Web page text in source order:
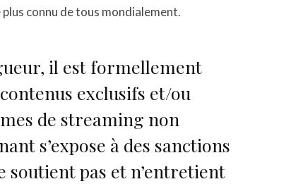
connu de tous mondialement.
il est formellement
exclusifs et/ou
de streaming non
s’expose à des sanctions
soutient pas et n’entretient